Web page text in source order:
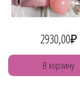
2930,00₽
В корзину